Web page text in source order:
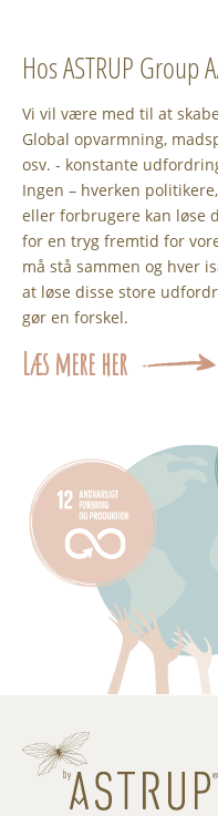
Hos ASTRUP Group
Vi vil være med til at
Global opvarmning,
osv. - konstante
Ingen – hverken
eller forbrugere kan løse
for en tryg fremtid for
må stå sammen og hver
at løse disse store
gør en forskel.
Læs mere her